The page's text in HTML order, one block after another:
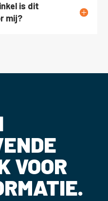
is dit
mij?
VOOR